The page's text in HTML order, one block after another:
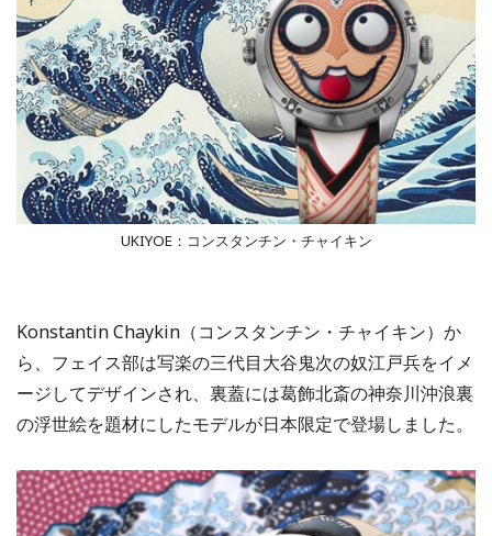
UKIYOE：コンスタンチン・チャイキン
Konstantin Chaykin（コンスタンチン・チャイキン）か
ら、フェイス部は写楽の三代目大谷鬼次の奴江戸兵をイメ
ージしてデザインされ、裏蓋には葛飾北斎の神奈川沖浪裏
の浮世絵を題材にしたモデルが日本限定で登場しました。